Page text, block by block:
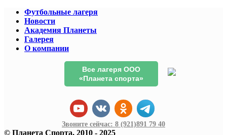
Футбольные лагеря
Новости
Академия Планеты
Галерея
О компании
Все лагеря ООО
«Планета спорта»
Звоните сейчас: 8 (921)891 79 40
© Планета Спорта, 2010 - 2025